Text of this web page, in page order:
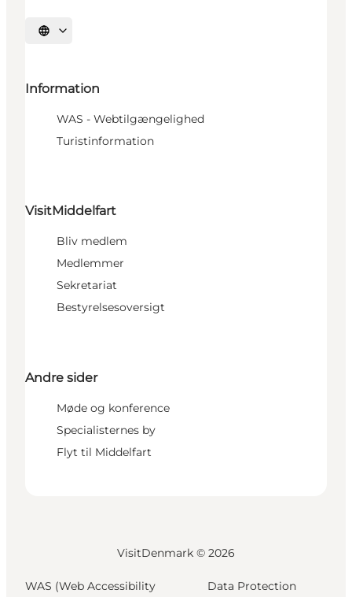
Vælg sprog
Information
WAS - Webtilgængelighed
Turistinformation
VisitMiddelfart
Bliv medlem
Medlemmer
Sekretariat
Bestyrelsesoversigt
Andre sider
Møde og konference
Specialisternes by
Flyt til Middelfart
VisitDenmark © 2026
WAS (Web Accessibility
Data Protection